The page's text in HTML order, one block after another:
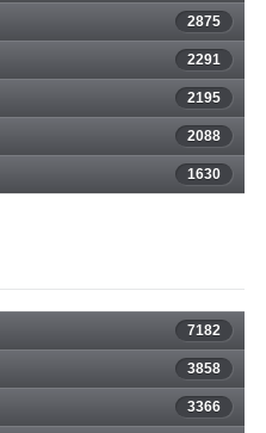
2875
2291
2195
2088
1630
7182
3858
3366